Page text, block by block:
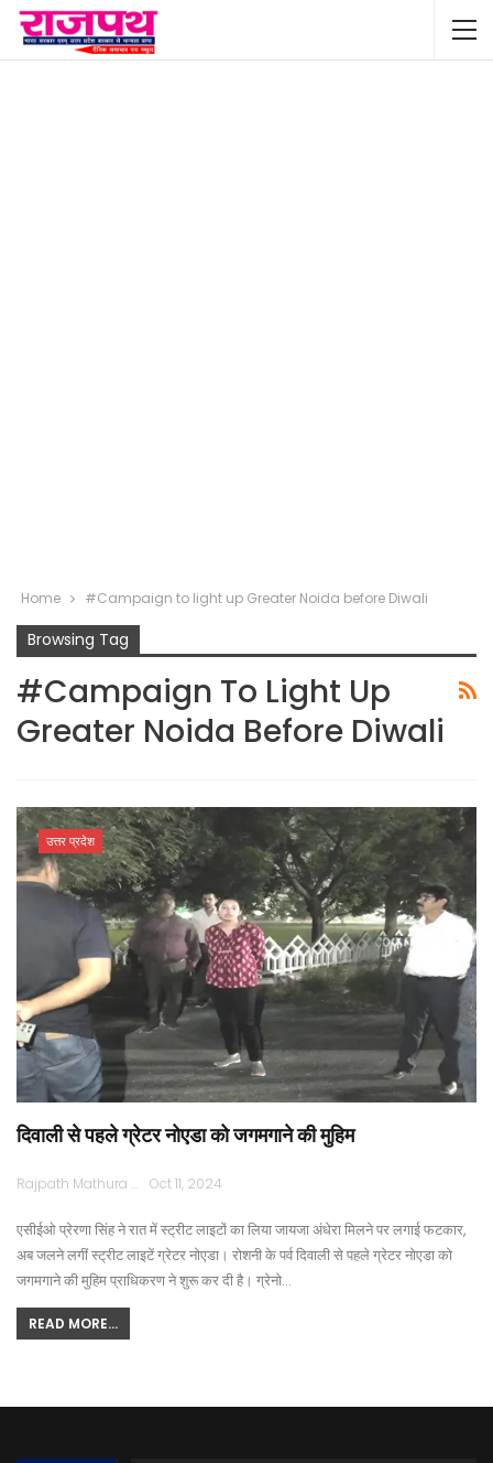
Home #Campaign to light up Greater Noida before Diwali
Browsing Tag
#Campaign To Light Up
Greater Noida Before Diwali
उत्तर प्रदेश
दिवाली से पहले ग्रेटर नोएडा को जगमगाने की मुहिम
Rajpath Mathura Oct 11, 2024
एसीईओ प्रेरणा सिंह ने रात में स्ट्रीट लाइटों का लिया जायजा अंधेरा मिलने पर लगाई फटकार,
अब जलने लगीं स्ट्रीट लाइटें ग्रेटर नोएडा। रोशनी के पर्व दिवाली से पहले ग्रेटर नोएडा को
जगमगाने की मुहिम प्राधिकरण ने शुरू कर दी है। ग्रेनो…
READ MORE...